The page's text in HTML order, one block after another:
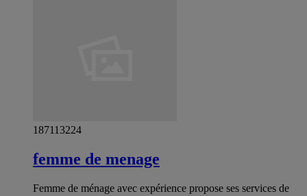
187113224
femme de menage
Femme de ménage avec expérience propose ses services de